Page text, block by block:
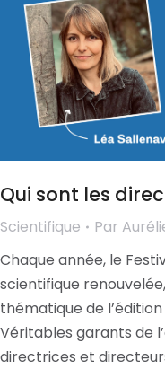
Qui sont les
Scientifique Par
Chaque année, le
scientifique
thématique de
Véritables garants de
directrices et